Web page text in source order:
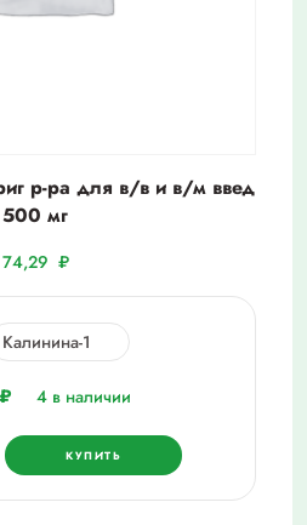
р-ра для в/в и в/м введ
500 мг
74,29 ₽
₽ 4 в наличии
КУПИТЬ